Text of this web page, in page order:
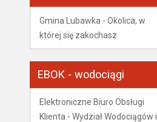
Gmina Lubawka - Okolica, w
której się zakochasz
EBOK - wodociągi
Elektroniczne Biuro Obsługi
Klienta - Wydział Wodociągów i